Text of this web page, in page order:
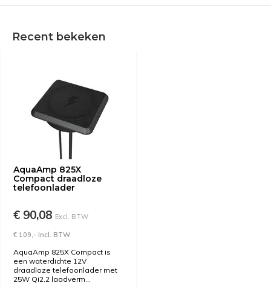
Recent bekeken
AquaAmp 825X
Compact draadloze
telefoonlader
€ 90,08 Excl. BTW
€ 109,- Incl. BTW
AquaAmp 825X Compact is
een waterdichte 12V
draadloze telefoonlader met
25W Qi2.2 laadverm...